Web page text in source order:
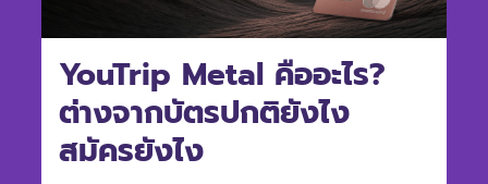
YouTrip Metal คืออะไร?
ต่างจากบัตรปกติยังไง
สมัครยังไง